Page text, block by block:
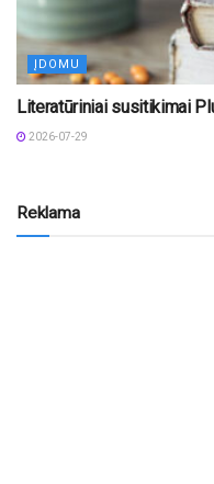
ĮDOMU
Literatūriniai susitikimai
2026-07-29
Reklama